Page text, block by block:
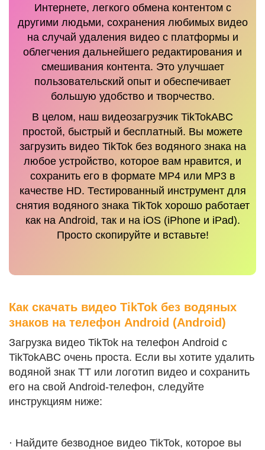
Интернете, легкого обмена контентом с
другими людьми, сохранения любимых видео
на случай удаления видео с платформы и
облегчения дальнейшего редактирования и
смешивания контента. Это улучшает
пользовательский опыт и обеспечивает
большую удобство и творчество.
В целом, наш видеозагрузчик TikTokABC
простой, быстрый и бесплатный. Вы можете
загрузить видео TikTok без водяного знака на
любое устройство, которое вам нравится, и
сохранить его в формате MP4 или MP3 в
качестве HD. Тестированный инструмент для
снятия водяного знака TikTok хорошо работает
как на Android, так и на iOS (iPhone и iPad).
Просто скопируйте и вставьте!
Как скачать видео TikTok без водяных
знаков на телефон Android (Android)
Загрузка видео TikTok на телефон Android с
TikTokABC очень проста. Если вы хотите удалить
водяной знак TT или логотип видео и сохранить
его на свой Android-телефон, следуйте
инструкциям ниже:
· Найдите безводное видео TikTok, которое вы